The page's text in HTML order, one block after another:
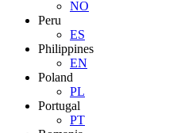
NO
Peru
ES
Philippines
EN
Poland
PL
Portugal
PT